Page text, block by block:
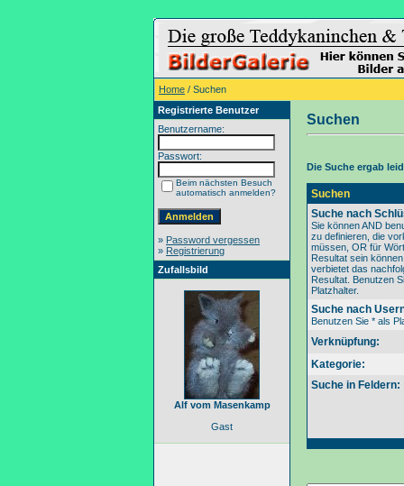
Home / Suchen
Registrierte Benutzer
Benutzername:
Passwort:
Beim nächsten Besuch
automatisch anmelden?
» Password vergessen
» Registrierung
Zufallsbild
Alf vom Masenkamp
Gast
Suchen
Die Suche ergab
Suchen
Suche nach
Sie können AND
zu definieren, die
müssen, OR für
Resultat sein
verbietet das
Resultat. Benutzen
Platzhalter.
Suche nach
Benutzen Sie * als
Verknüpfung:
Kategorie:
Suche in Feldern: